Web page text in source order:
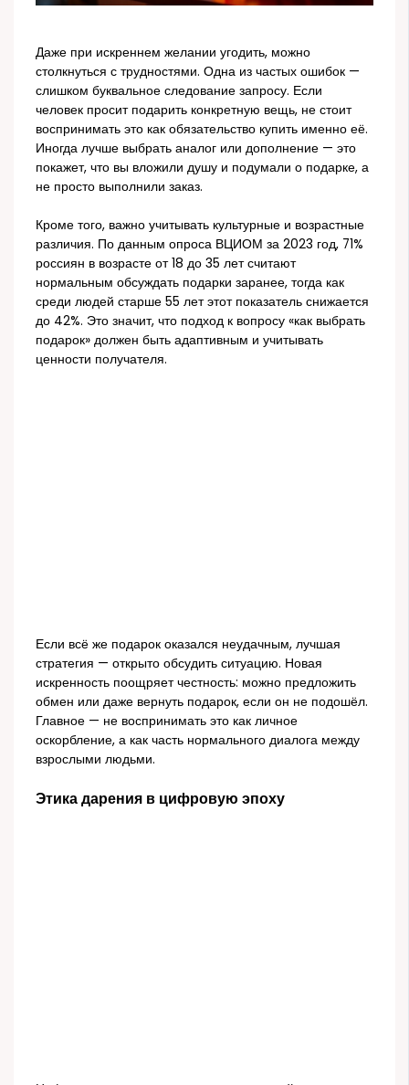
Даже при искреннем желании угодить, можно
столкнуться с трудностями. Одна из частых ошибок —
слишком буквальное следование запросу. Если
человек просит подарить конкретную вещь, не стоит
воспринимать это как обязательство купить именно её.
Иногда лучше выбрать аналог или дополнение — это
покажет, что вы вложили душу и подумали о подарке, а
не просто выполнили заказ.
Кроме того, важно учитывать культурные и возрастные
различия. По данным опроса ВЦИОМ за 2023 год, 71%
россиян в возрасте от 18 до 35 лет считают
нормальным обсуждать подарки заранее, тогда как
среди людей старше 55 лет этот показатель снижается
до 42%. Это значит, что подход к вопросу «как выбрать
подарок» должен быть адаптивным и учитывать
ценности получателя.
Если всё же подарок оказался неудачным, лучшая
стратегия — открыто обсудить ситуацию. Новая
искренность поощряет честность: можно предложить
обмен или даже вернуть подарок, если он не подошёл.
Главное — не воспринимать это как личное
оскорбление, а как часть нормального диалога между
взрослыми людьми.
Этика дарения в цифровую эпоху